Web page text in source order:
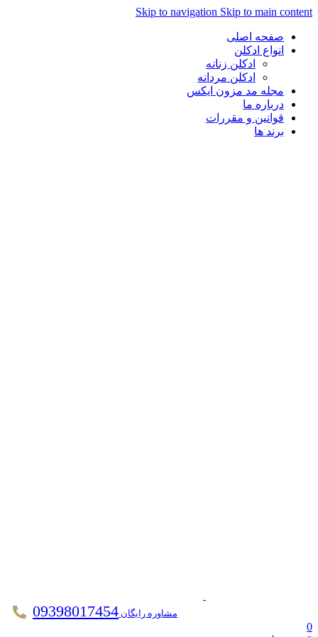
Skip to navigation Skip to main
صفحه اصلی
انواع ادکلن
ادکلن زنانه
ادکلن مردانه
مجله مد مزون ایکس
درباره ما
قوانین و مقررات
برند ها
مشاوره رایگان 09398017454